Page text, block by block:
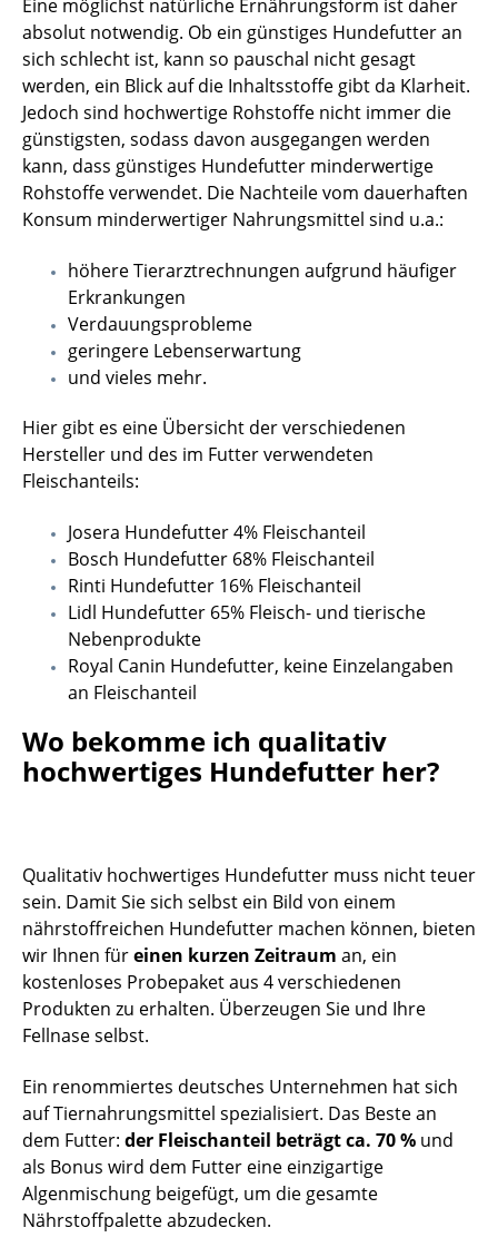
Eine möglichst natürliche Ernährungsform ist daher
absolut notwendig. Ob ein günstiges Hundefutter an
sich schlecht ist, kann so pauschal nicht gesagt
werden, ein Blick auf die Inhaltsstoffe gibt da Klarheit.
Jedoch sind hochwertige Rohstoffe nicht immer die
günstigsten, sodass davon ausgegangen werden
kann, dass günstiges Hundefutter minderwertige
Rohstoffe verwendet. Die Nachteile vom dauerhaften
Konsum minderwertiger Nahrungsmittel sind u.a.:
höhere Tierarztrechnungen aufgrund häufiger
Erkrankungen
Verdauungsprobleme
geringere Lebenserwartung
und vieles mehr.
Hier gibt es eine Übersicht der verschiedenen
Hersteller und des im Futter verwendeten
Fleischanteils:
Josera Hundefutter 4% Fleischanteil
Bosch Hundefutter 68% Fleischanteil
Rinti Hundefutter 16% Fleischanteil
Lidl Hundefutter 65% Fleisch- und tierische
Nebenprodukte
Royal Canin Hundefutter, keine Einzelangaben
an Fleischanteil
Wo bekomme ich qualitativ
hochwertiges Hundefutter her?
Qualitativ hochwertiges Hundefutter muss nicht teuer
sein. Damit Sie sich selbst ein Bild von einem
nährstoffreichen Hundefutter machen können, bieten
wir Ihnen füreinen kurzen Zeitraum an, ein
kostenloses Probepaket aus 4 verschiedenen
Produkten zu erhalten. Überzeugen Sie und Ihre
Fellnase selbst.
Ein renommiertes deutsches Unternehmen hat sich
auf Tiernahrungsmittel spezialisiert. Das Beste an
dem Futter: der Fleischanteil beträgt ca. 70 % und
als Bonus wird dem Futter eine einzigartige
Algenmischung beigefügt, um die gesamte
Nährstoffpalette abzudecken.